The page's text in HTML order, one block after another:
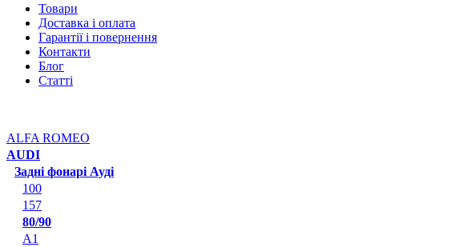
Товари
Доставка і оплата
Гарантії і повернення
Контакти
Блог
Статті
ALFA ROMEO
AUDI
Задні фонарі Ауді
100
157
80/90
A1